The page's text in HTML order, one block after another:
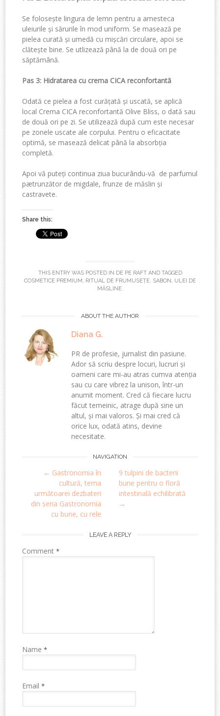
Se folosește lingura de lemn pentru a amesteca
uleiurile și sărurile în mod uniform. Se masează pe
pielea curată și umedă cu mișcări circulare, apoi se
clătește bine. Se utlizează până la de două ori pe
săptămână.
Pas 3: Hidratarea cu crema CICA reconfortantă
Odată ce pielea a fost curățată și uscată, se aplică
local Crema CICA reconfortantă Olive Bliss, o dată sau
de două ori pe zi. Se utilizează după cum este necesar
pe zonele uscate ale corpului. Pentru o eficacitate
optimă, se masează delicat până la absorbția
completă.
Apoi vă puteți continua ziua bucurându-vă de parfumul
pætrunzător de migdale, frunze de măslin și
castravete.
Share this:
THIS ENTRY WAS POSTED IN DE PE RAFTAND TAGGED
COSMETICE PREMIUM
RITUAL DE FRUMUSEȚE SABON
ULEI DE
MĂSLINE.
ABOUT THE AUTHOR
Diana G.
PR de profesie, jurnalist din pasiune.
Ador să scriu despre locuri, lucruri și
oameni care mi-au atras cumva atenția
sau cu care vibrez la unison, într-un
anumit moment. Cred că fiecare lucru
făcut temeinic, atrage după sine un
altul, și mai valoros. Și mai cred că
orice lux, odată atins, devine
necesitate.
navigation
NAVIGATION
← Gastronomia în
cultură, tema
următoarei dezbateri
din seria Gastronomia
cu bune, cu rele
9 tulpini de bacterii
bune pentru o floră
intestinală echilibrată
→
LEAVE A REPLY
Comment*
Name*
Email*